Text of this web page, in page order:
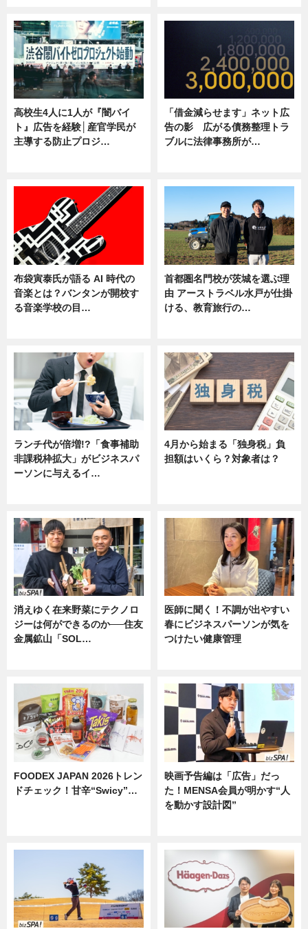
高校生4人に1人が『闇バイ
ト』広告を経験│産官学民が
主導する防止プロジ…
「借金減らせます」ネット広
告の影 広がる債務整理トラ
ブルに法律事務所が…
布袋寅泰氏が語る AI 時代の
音楽とは？バンタンが開校す
る音楽学校の目…
首都圏名門校が茨城を選ぶ理
由 アーストラベル水戸が仕掛
ける、教育旅行の…
ランチ代が倍増!?「食事補助
非課税枠拡大」がビジネスパ
ーソンに与えるイ…
4月から始まる「独身税」負
担額はいくら？対象者は？
消えゆく在来野菜にテクノロ
ジーは何ができるのか──住友
金属鉱山「SOL…
医師に聞く！不調が出やすい
春にビジネスパーソンが気を
つけたい健康管理
FOODEX JAPAN 2026トレン
ドチェック！甘辛“Swicy”…
映画予告編は「広告」だっ
た！MENSA会員が明かす“人
を動かす設計図”